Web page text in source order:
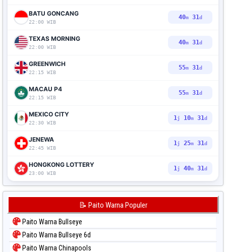
BATU GONCANG
22:00 WIB
40m30d
TEXAS MORNING
22:00 WIB
40m30d
GREENWICH
22:15 WIB
55m30d
MACAU P4
22:15 WIB
55m30d
MEXICO CITY
22:30 WIB
1j 10m30d
JENEWA
22:45 WIB
1j 25m30d
HONGKONG LOTTERY
23:00 WIB
1j 40m30d
📝 Paito Warna Populer
Paito Warna Bullseye
Paito Warna Bullseye 6d
Paito Warna Chinapools